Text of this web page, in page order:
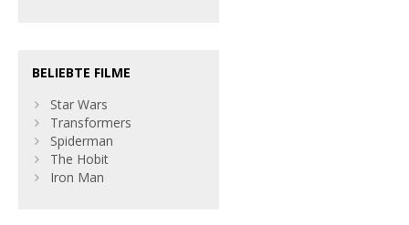
BELIEBTE FILME
Star Wars
Transformers
Spiderman
The Hobit
Iron Man